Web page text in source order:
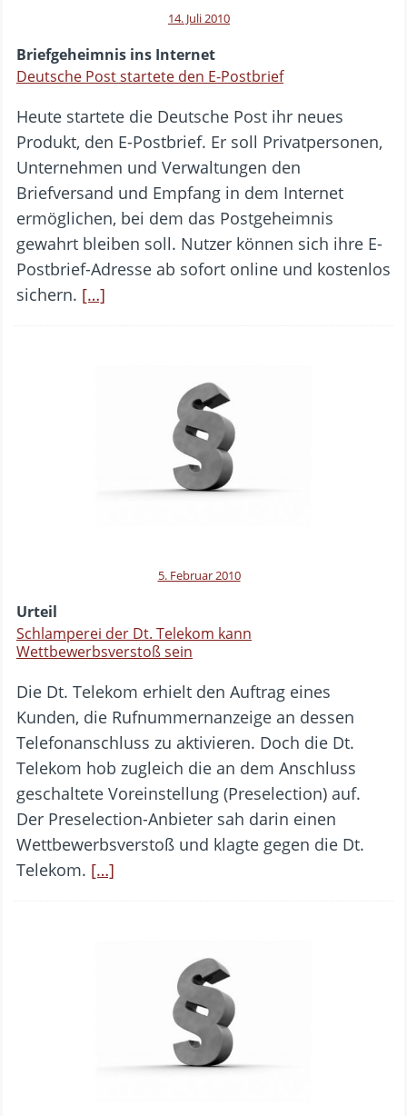
14. Juli 2010
Briefgeheimnis ins Internet
Deutsche Post startete den E-Postbrief
Heute startete die Deutsche Post ihr neues
Produkt, den E-Postbrief. Er soll Privatpersonen,
Unternehmen und Verwaltungen den
Briefversand und Empfang in dem Internet
ermöglichen, bei dem das Postgeheimnis
gewahrt bleiben soll. Nutzer können sich ihre E-
Postbrief-Adresse ab sofort online und kostenlos
sichern. […]
5. Februar 2010
Urteil
Schlamperei der Dt. Telekom kann
Wettbewerbsverstoß sein
Die Dt. Telekom erhielt den Auftrag eines
Kunden, die Rufnummernanzeige an dessen
Telefonanschluss zu aktivieren. Doch die Dt.
Telekom hob zugleich die an dem Anschluss
geschaltete Voreinstellung (Preselection) auf.
Der Preselection-Anbieter sah darin einen
Wettbewerbsverstoß und klagte gegen die Dt.
Telekom. […]